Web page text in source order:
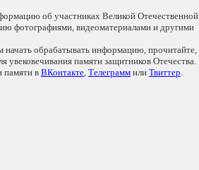
об участниках Великой Отечественной
фотографиями, видеоматериалами и другими
начать обрабатывать информацию, прочитайте,
памяти защитников Отечества.
памяти в ВКонтакте, Телеграмм или Твиттер.